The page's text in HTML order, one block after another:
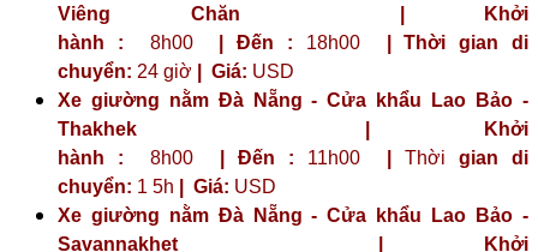
Viêng Chăn | Khởi
hành : 8h00| Đến : 18h00| Thời gian di
chuyển: 24 giờ | Giá: USD
Xe giường nằm Đà Nẵng - Cửa khẩu Lao Bảo -
Thakhek | Khởi
hành : 8h00 | Đến : 11h00 Thời gian di
chuyển: 1 5h Giá: USD
Xe giường nằm Đà Nẵng - Cửa khẩu Lao Bảo -
Savannakhet | Khởi